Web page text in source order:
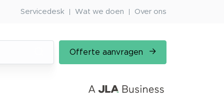
Servicedesk Wat we doen Over ons
Offerte aanvragen